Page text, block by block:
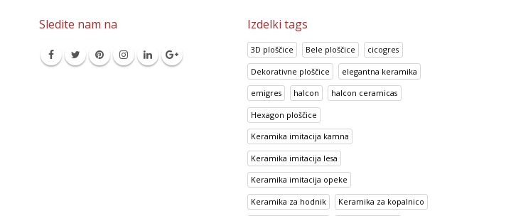
Sledite nam na Izdelki tags
3D ploščice Bele ploščice cicogres
Dekorativne ploščice elegantna keramika
emigres halcon halcon ceramicas
Hexagon ploščice
Keramika imitacija kamna
Keramika imitacija lesa
Keramika imitacija opeke
Keramika za hodnik Keramika za kopalnico